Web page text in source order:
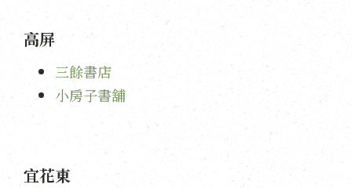
高屏
三餘書店
小房子書舖
宜花東